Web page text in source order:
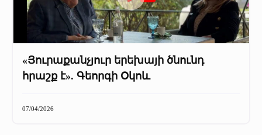
«Յուրաքանչյուր երեխայի ծնունդ
հրաշք է». Գեորգի Օկոև
07/04/2026